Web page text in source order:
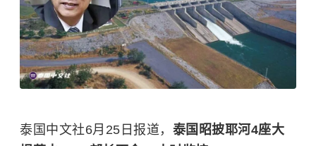
泰国中文社6月25日报道， 泰国昭披耶河4座大